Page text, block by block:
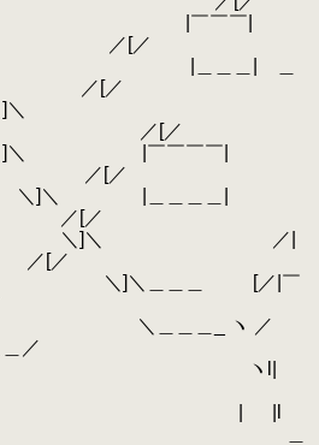
イト.┃ |￣￣￣|
／[／
|＿＿＿| ＿
／[／
]＼
[／
￣￣￣|
| ／[／
＿＿＿|
／[／
／|
[／
＿＿ [／|￣
＿_ ヽ ／
／
l|
＿ ＿ | |l
ｌ| | ＿